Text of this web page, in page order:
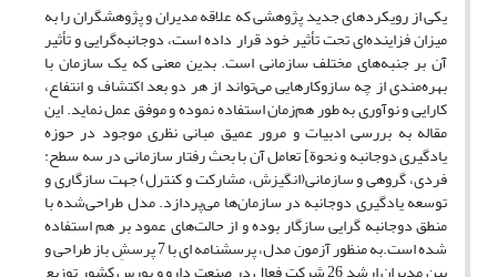
یکی از رویکردهای جدید پژوهشی که علاقه مدیران و پژوهشگران را به
میزان فزاینده‌ای تحت تأثیر خود قرار داده است، دوجانبه‌گرایی و تأثیر
آن بر جنبه‌های مختلف سازمانی است. بدین معنی که یک سازمان با
بهره‌مندی از چه سازوکارهایی می‌تواند از هر دو بعد اکتشاف و انتفاع،
کارایی و نوآوری به طور هم‌زمان استفاده نموده و موفق عمل نماید. این
مقاله به بررسی ادبیات و مرور عمیق مبانی نظری موجود در حوزه
یادگیری دوجانبه و نحوة] تعامل آن با بحث رفتار سازمانی در سه سطح:
فردی، گروهی و سازمانی(انگیزش، مشارکت و کنترل) جهت سازگاری و
توسعه یادگیری دوجانبه در سازمان‌ها می‌پردازد. مدل طراحی‌شده با
منطق دوجانبه گرایی سازگار بوده و از حالت‌های عمود بر هم استفاده
شده است.به منظور آزمون مدل، پرسشنامه ای با 7 پرسشِ باز طراحی و